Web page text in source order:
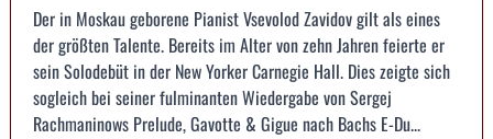
Der in Moskau geborene Pianist Vsevolod Zavidov gilt als eines
der größten Talente. Bereits im Alter von zehn Jahren feierte er
sein Solodebüt in der New Yorker Carnegie Hall. Dies zeigte sich
sogleich bei seiner fulminanten Wiedergabe von Sergej
Rachmaninows Prelude, Gavotte & Gigue nach Bachs E-Du...